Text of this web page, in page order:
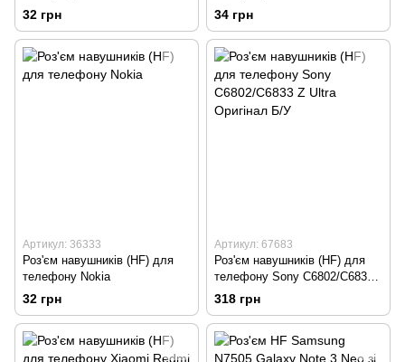
6700S/6730c/7020/7510
sn/E66/E71 HC
32 грн 34 грн
Артикул: 36333
Роз'єм навушників (HF) для
телефону Nokia
32 грн
Артикул: 67683
Роз'єм навушників (HF) для
телефону Sony C6802/C6833
Z Ultra Оригінал Б/У
318 грн